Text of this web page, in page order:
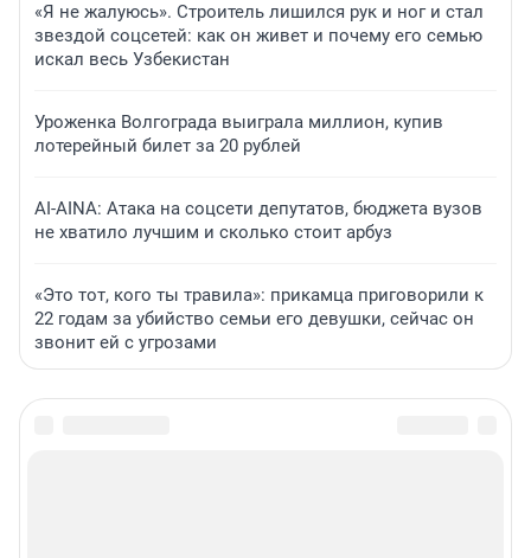
«Я не жалуюсь». Строитель лишился рук и ног и стал
звездой соцсетей: как он живет и почему его семью
искал весь Узбекистан
Уроженка Волгограда выиграла миллион, купив
лотерейный билет за 20 рублей
AI-AINA: Атака на соцсети депутатов, бюджета вузов
не хватило лучшим и сколько стоит арбуз
«Это тот, кого ты травила»: прикамца приговорили к
22 годам за убийство семьи его девушки, сейчас он
звонит ей с угрозами